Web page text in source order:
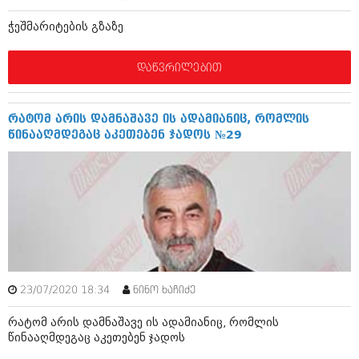
კულინარია
ბიზნესსიახლეები
გვარები
თემიდას სასწორი
ჰოროსკოპი და შეუცნობელი
რომანი და დეტექტივი
სახალისო ამბები
ბიზნესსიახლეები
იუმორი
კალეიდოსკოპი
ჰოროსკოპი და შეუცნობელი
რომანი და დეტექტივი
სახალისო ამბები
შოუბიზნესი
დაიჯესტი
ჭეშმარიტების გზაზე
დაწვრილებით
რატომ არის დამნაშავე ის ადამიანიც, რომლის
წინააღმდეგაც აკეთებენ ჯადოს №29
23/07/2020 18:34 ნინო ხაჩიძე
რატომ არის დამნაშავე ის ადამიანიც, რომლის
წინააღმდეგაც აკეთებენ ჯადოს